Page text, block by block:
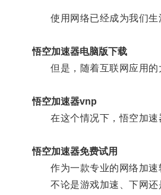
使用网络已经成为我们生
悟空加速器电脑版下载
但是，随着互联网应用的
悟空加速器vnp
在这个情况下，悟空加速
悟空加速器免费试用
作为一款专业的网络加速
不论是游戏加速、下网还